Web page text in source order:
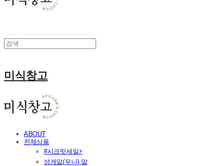
미식창고
ABOUT
전체상품
#시크릿세일⚡
성게알(우니)·알